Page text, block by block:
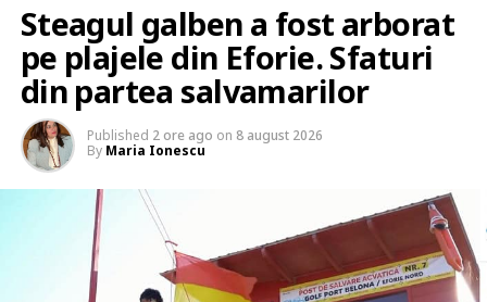
Steagul galben a fost arborat
pe plajele din Eforie. Sfaturi
din partea salvamarilor
Published 2 ore ago on 8 august 2026
By Maria Ionescu